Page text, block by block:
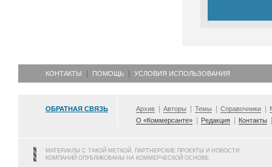
КОНТАКТЫ ПОМОЩЬ УСЛОВИЯ ИСПОЛЬЗОВАНИЯ
ОБРАТНАЯ СВЯЗЬ Архив Авторы Темы Справочники
О «Коммерсанте»
Редакция Контакты
МАТЕРИАЛЫ С ТАКОЙ МЕТКОЙ, ПАРТНЕРСКИЕ ПРОЕКТЫ И НОВОСТИ
КОМПАНИЙ ОПУБЛИКОВАНЫ НА КОММЕРЧЕСКОЙ ОСНОВЕ